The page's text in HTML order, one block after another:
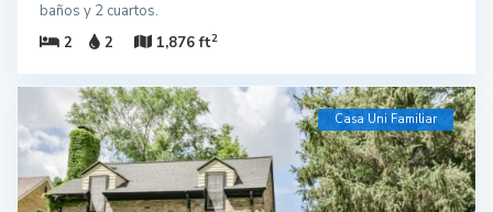
baños y 2 cuartos.
2
2 1,876 ft2
Casa Uni Familiar